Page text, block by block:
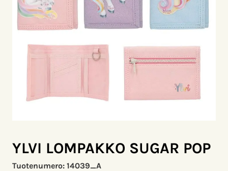
YLVI LOMPAKKO SUGAR POP
Tuotenumero: 14039_A